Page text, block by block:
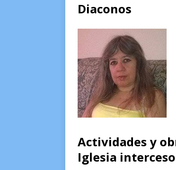
[ 29 de agosto
Diaconos
Actividades y
Iglesia